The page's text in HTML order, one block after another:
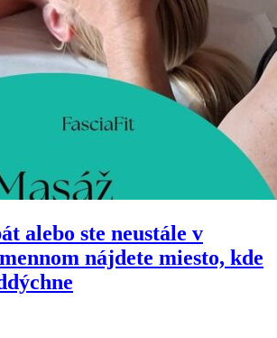
alebo ste neustále v
nájdete miesto, kde